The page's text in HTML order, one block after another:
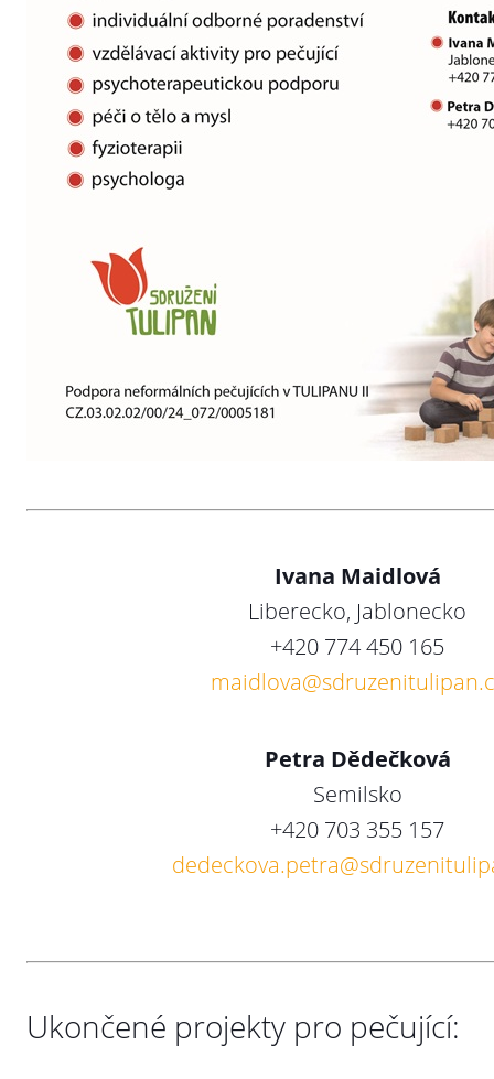
Ivana Maidlová
Liberecko, Jablonecko
+420 774 450 165
Petra Dědečková
Semilsko
+420 703 355 157
Ukončené projekty pro pečující: